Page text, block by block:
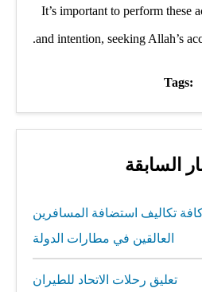
6.It’s important to perform these
and intention, seeking Allah’s
Tags:
السابقة
كافة تكاليف استضافة المسافرين
العالقين في مطارات الدولة
تعليق رحلات الاتحاد للطيران